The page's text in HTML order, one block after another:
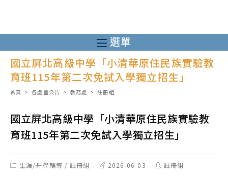
至
主
選單
國立屏北高級中學「小清華原住民族實驗教
育班115年第二次免試入學獨立招生」
首頁 > 各處室公告 > 教務處 > 註冊組
國立屏北高級中學「小清華原住民族實驗教
育班115年第二次免試入學獨立招生」
Post生涯/升學輔導 / 註冊組
Post2026-06-03
Post註冊組